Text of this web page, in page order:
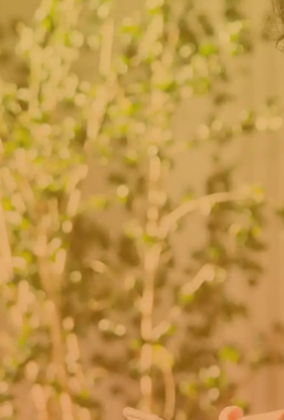
にも
成長企業・ベ
スカウトが届
すぐに出
方はこちら